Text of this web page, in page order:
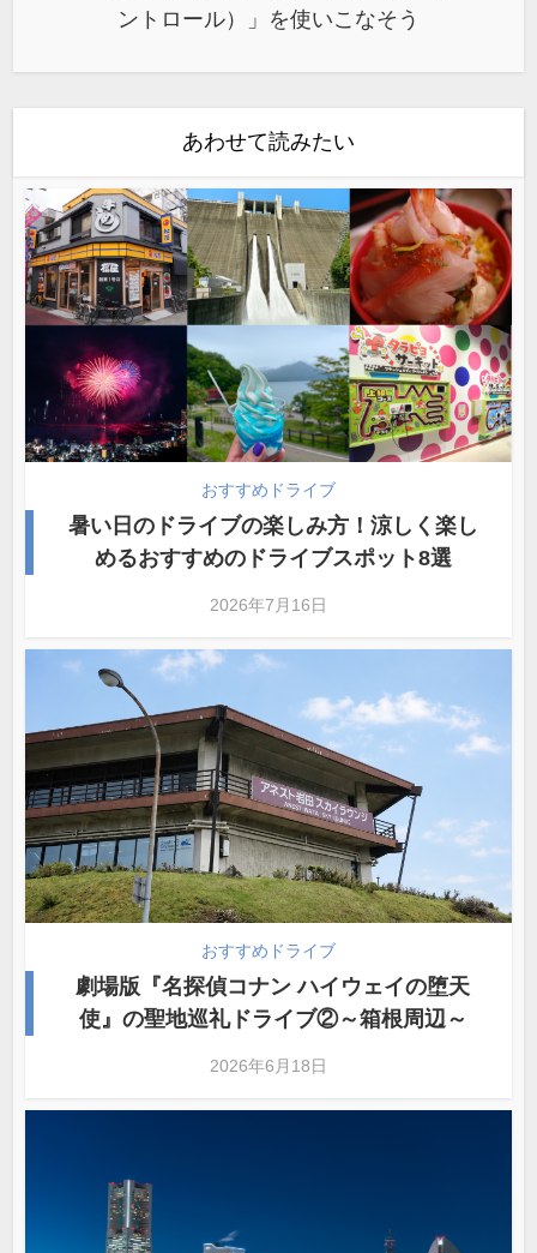
ントロール）」を使いこなそう
あわせて読みたい
おすすめドライブ
暑い日のドライブの楽しみ方！涼しく楽し
めるおすすめのドライブスポット8選
2026年7月16日
おすすめドライブ
劇場版『名探偵コナン ハイウェイの堕天
使』の聖地巡礼ドライブ②～箱根周辺～
2026年6月18日